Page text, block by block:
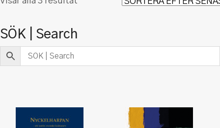
SÖK | Search